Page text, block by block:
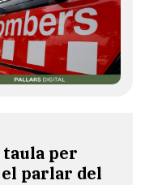
taula per
parlar del